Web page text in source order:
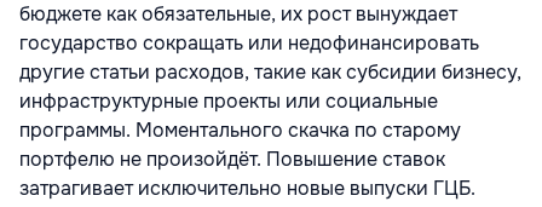
бюджете как обязательные, их рост вынуждает
государство сокращать или недофинансировать
другие статьи расходов, такие как субсидии бизнесу,
инфраструктурные проекты или социальные
программы. Моментального скачка по старому
портфелю не произойдёт. Повышение ставок
затрагивает исключительно новые выпуски ГЦБ.